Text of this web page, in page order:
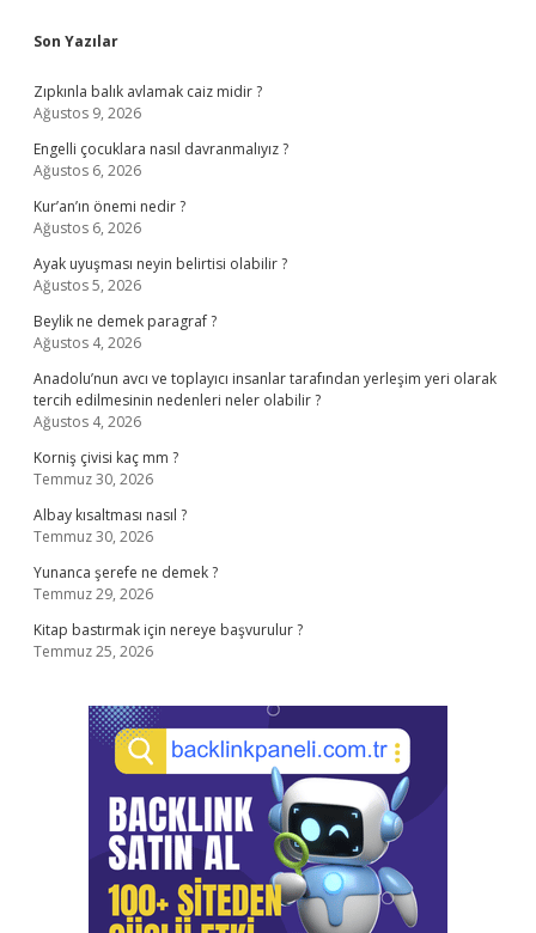
Sidebar
Son Yazılar
Zıpkınla balık avlamak caiz midir ?
Ağustos 9, 2026
Engelli çocuklara nasıl davranmalıyız ?
Ağustos 6, 2026
Kur’an’ın önemi nedir ?
Ağustos 6, 2026
Ayak uyuşması neyin belirtisi olabilir ?
Ağustos 5, 2026
Beylik ne demek paragraf ?
Ağustos 4, 2026
Anadolu’nun avcı ve toplayıcı insanlar tarafından yerleşim yeri olarak
tercih edilmesinin nedenleri neler olabilir ?
Ağustos 4, 2026
Korniş çivisi kaç mm ?
Temmuz 30, 2026
Albay kısaltması nasıl ?
Temmuz 30, 2026
Yunanca şerefe ne demek ?
Temmuz 29, 2026
Kitap bastırmak için nereye başvurulur ?
Temmuz 25, 2026